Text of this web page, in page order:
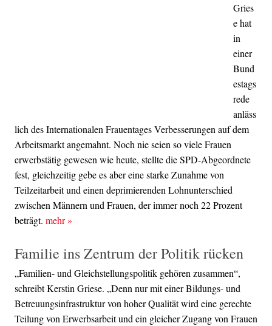
Gries
e hat
in
einer
Bund
estags
rede
anläss
lich des Internationalen Frauentages Verbesserungen auf dem
Arbeitsmarkt angemahnt. Noch nie seien so viele Frauen
erwerbstätig gewesen wie heute, stellte die SPD-Abgeordnete
fest, gleichzeitig gebe es aber eine starke Zunahme von
Teilzeitarbeit und einen deprimierenden Lohnunterschied
zwischen Männern und Frauen, der immer noch 22 Prozent
beträgt. mehr»
Familie ins Zentrum der Politik rücken
„Familien- und Gleichstellungspolitik gehören zusammen“,
schreibt Kerstin Griese. „Denn nur mit einer Bildungs- und
Betreuungsinfrastruktur von hoher Qualität wird eine gerechte
Teilung von Erwerbsarbeit und ein gleicher Zugang von Frauen